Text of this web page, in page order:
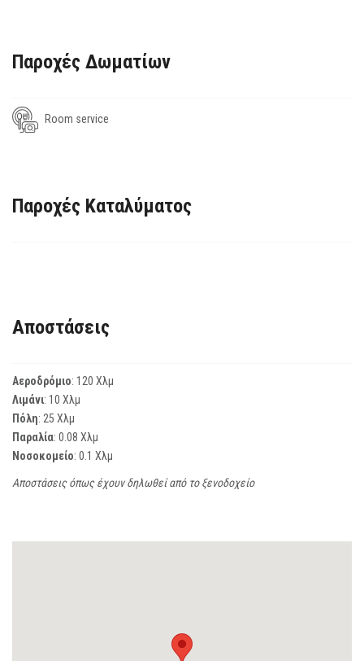
Παροχές Δωματίων
Room service
Παροχές Καταλύματος
Αποστάσεις
Αεροδρόμιο: 120 Χλμ
Λιμάνι: 10 Χλμ
Πόλη: 25 Χλμ
Παραλία: 0.08 Χλμ
Νοσοκομείο: 0.1 Χλμ
Αποστάσεις όπως έχουν δηλωθεί από το ξενοδοχείο